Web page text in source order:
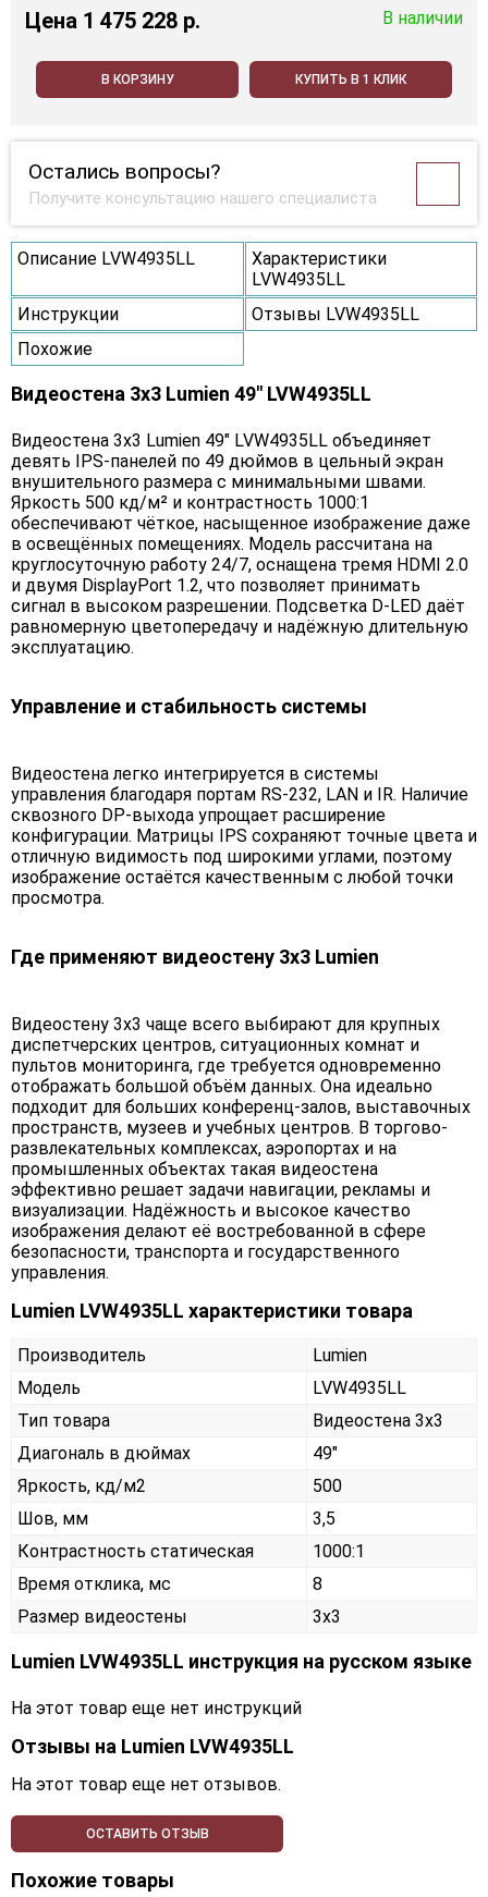
Цена 1 475 228 p. В наличии
В КОРЗИНУ КУПИТЬ В 1 КЛИК
Остались вопросы?
Получите консультацию нашего специалиста
Описание LVW4935LL
Характеристики
LVW4935LL
Инструкции
Отзывы LVW4935LL
Похожие
Видеостена 3x3 Lumien 49" LVW4935LL
Видеостена 3x3 Lumien 49" LVW4935LL объединяет
девять IPS-панелей по 49 дюймов в цельный экран
внушительного размера с минимальными швами.
Яркость 500 кд/м² и контрастность 1000:1
обеспечивают чёткое, насыщенное изображение даже
в освещённых помещениях. Модель рассчитана на
круглосуточную работу 24/7, оснащена тремя HDMI 2.0
и двумя DisplayPort 1.2, что позволяет принимать
сигнал в высоком разрешении. Подсветка D-LED даёт
равномерную цветопередачу и надёжную длительную
эксплуатацию.
Управление и стабильность системы
Видеостена легко интегрируется в системы
управления благодаря портам RS-232, LAN и IR. Наличие
сквозного DP-выхода упрощает расширение
конфигурации. Матрицы IPS сохраняют точные цвета и
отличную видимость под широкими углами, поэтому
изображение остаётся качественным с любой точки
просмотра.
Где применяют видеостену 3x3 Lumien
Видеостену 3x3 чаще всего выбирают для крупных
диспетчерских центров, ситуационных комнат и
пультов мониторинга, где требуется одновременно
отображать большой объём данных. Она идеально
подходит для больших конференц-залов, выставочных
пространств, музеев и учебных центров. В торгово-
развлекательных комплексах, аэропортах и на
промышленных объектах такая видеостена
эффективно решает задачи навигации, рекламы и
визуализации. Надёжность и высокое качество
изображения делают её востребованной в сфере
безопасности, транспорта и государственного
управления.
Lumien LVW4935LL характеристики товара
Производитель
Lumien
Модель
LVW4935LL
Тип товара
Видеостена 3х3
Диагональ в дюймах
49"
Яркость, кд/м2
500
Шов, мм
3,5
Контрастность статическая
1000:1
Время отклика, мс
8
Размер видеостены
3x3
Lumien LVW4935LL инструкция на русском языке
На этот товар еще нет инструкций
Отзывы на Lumien LVW4935LL
На этот товар еще нет отзывов.
ОСТАВИТЬ ОТЗЫВ
Похожие товары